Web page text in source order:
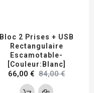
Bloc 2 Prises + USB
Rectangulaire
Escamotable-
[Couleur:Blanc]
66,00 € 84,00 €